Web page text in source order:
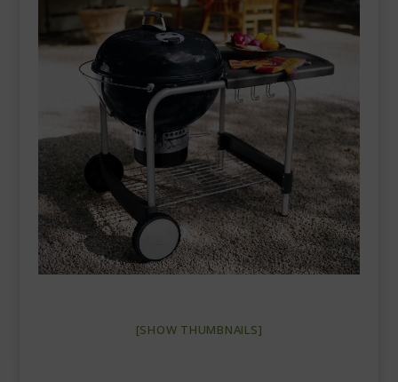
HORARIO GARDEN
CONTACTAR
___________________________
VEURE EN CATALÀ
[SHOW THUMBNAILS]